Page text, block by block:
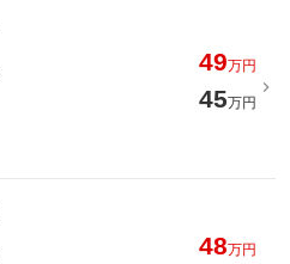
49万円
45万円
48万円